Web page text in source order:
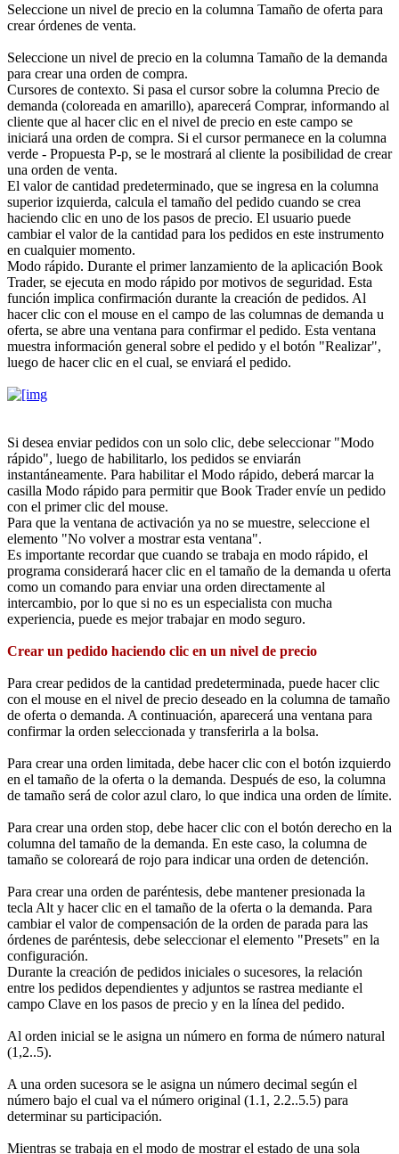
Seleccione un nivel de precio en la columna Tamaño de oferta para
crear órdenes de venta.
Seleccione un nivel de precio en la columna Tamaño de la demanda
para crear una orden de compra.
Cursores de contexto. Si pasa el cursor sobre la columna Precio de
demanda (coloreada en amarillo), aparecerá Comprar, informando al
cliente que al hacer clic en el nivel de precio en este campo se
iniciará una orden de compra. Si el cursor permanece en la columna
verde - Propuesta P-p, se le mostrará al cliente la posibilidad de crear
una orden de venta.
El valor de cantidad predeterminado, que se ingresa en la columna
superior izquierda, calcula el tamaño del pedido cuando se crea
haciendo clic en uno de los pasos de precio. El usuario puede
cambiar el valor de la cantidad para los pedidos en este instrumento
en cualquier momento.
Modo rápido. Durante el primer lanzamiento de la aplicación Book
Trader, se ejecuta en modo rápido por motivos de seguridad. Esta
función implica confirmación durante la creación de pedidos. Al
hacer clic con el mouse en el campo de las columnas de demanda u
oferta, se abre una ventana para confirmar el pedido. Esta ventana
muestra información general sobre el pedido y el botón "Realizar",
luego de hacer clic en el cual, se enviará el pedido.
Si desea enviar pedidos con un solo clic, debe seleccionar "Modo
rápido", luego de habilitarlo, los pedidos se enviarán
instantáneamente. Para habilitar el Modo rápido, deberá marcar la
casilla Modo rápido para permitir que Book Trader envíe un pedido
con el primer clic del mouse.
Para que la ventana de activación ya no se muestre, seleccione el
elemento "No volver a mostrar esta ventana".
Es importante recordar que cuando se trabaja en modo rápido, el
programa considerará hacer clic en el tamaño de la demanda u oferta
como un comando para enviar una orden directamente al
intercambio, por lo que si no es un especialista con mucha
experiencia, puede es mejor trabajar en modo seguro.
Crear un pedido haciendo clic en un nivel de precio
Para crear pedidos de la cantidad predeterminada, puede hacer clic
con el mouse en el nivel de precio deseado en la columna de tamaño
de oferta o demanda. A continuación, aparecerá una ventana para
confirmar la orden seleccionada y transferirla a la bolsa.
Para crear una orden limitada, debe hacer clic con el botón izquierdo
en el tamaño de la oferta o la demanda. Después de eso, la columna
de tamaño será de color azul claro, lo que indica una orden de límite.
Para crear una orden stop, debe hacer clic con el botón derecho en la
columna del tamaño de la demanda. En este caso, la columna de
tamaño se coloreará de rojo para indicar una orden de detención.
Para crear una orden de paréntesis, debe mantener presionada la
tecla Alt y hacer clic en el tamaño de la oferta o la demanda. Para
cambiar el valor de compensación de la orden de parada para las
órdenes de paréntesis, debe seleccionar el elemento "Presets" en la
configuración.
Durante la creación de pedidos iniciales o sucesores, la relación
entre los pedidos dependientes y adjuntos se rastrea mediante el
campo Clave en los pasos de precio y en la línea del pedido.
Al orden inicial se le asigna un número en forma de número natural
(1,2..5).
A una orden sucesora se le asigna un número decimal según el
número bajo el cual va el número original (1.1, 2.2..5.5) para
determinar su participación.
Mientras se trabaja en el modo de mostrar el estado de una sola